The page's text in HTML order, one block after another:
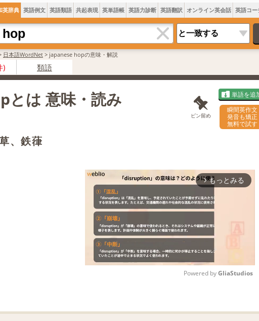
英辞典 英語例文 英語類語 共起表現 英単語帳 英語力診断 英語翻訳 オンライン英会話 英語コ
日本語WordNet > japanese hopの意味・解説
) 類語
は 意味・読み
ピン留め
単語を追
瞬間英作文
発音も矯正
無料で試す
、鉄葎
arrow_forward_ios もっとみる
Powered by GliaStudios